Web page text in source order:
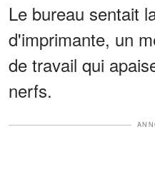
Le bureau sentait
d'imprimante, un
de travail qui
nerfs.